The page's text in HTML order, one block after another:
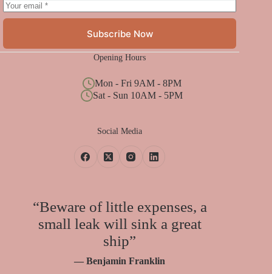
Subscribe Now
Opening Hours
Mon - Fri 9AM - 8PM
Sat - Sun 10AM - 5PM
Social Media
“Beware of little expenses, a
small leak will sink a great
ship”
— Benjamin Franklin